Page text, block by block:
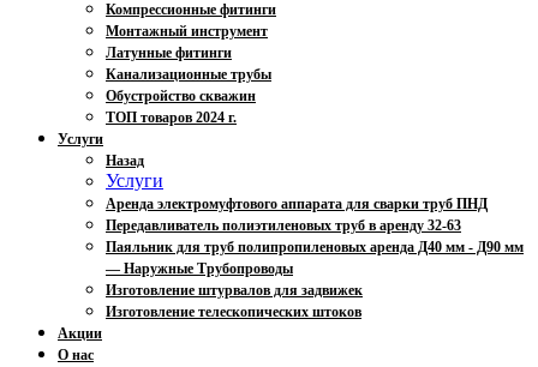
Компрессионные фитинги
Монтажный инструмент
Латунные фитинги
Канализационные трубы
Обустройство скважин
ТОП товаров 2024 г.
Услуги
Назад
Услуги
Аренда электромуфтового аппарата для сварки труб ПНД
Передавливатель полиэтиленовых труб в аренду 32-63
Паяльник для труб полипропиленовых аренда Д40 мм - Д90 мм
— Наружные Трубопроводы
Изготовление штурвалов для задвижек
Изготовление телескопических штоков
Акции
О нас